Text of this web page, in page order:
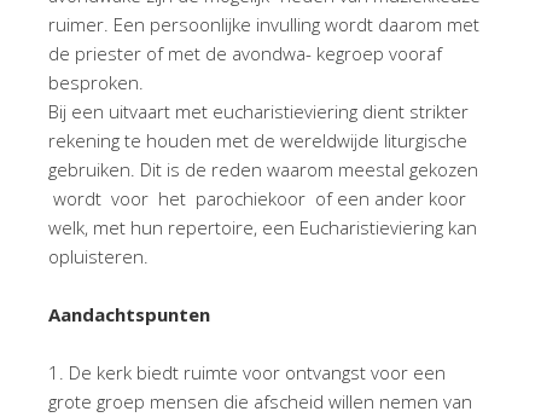
ruimer. Een persoonlijke invulling wordt daarom met
de priester of met de avondwa- kegroep vooraf
besproken.
Bij een uitvaart met eucharistieviering dient strikter
rekening te houden met de wereldwijde liturgische
gebruiken. Dit is de reden waarom meestal gekozen
wordt voor het parochiekoor of een ander koor
welk, met hun repertoire, een Eucharistieviering kan
opluisteren.
Aandachtspunten
1. De kerk biedt ruimte voor ontvangst voor een
grote groep mensen die afscheid willen nemen van